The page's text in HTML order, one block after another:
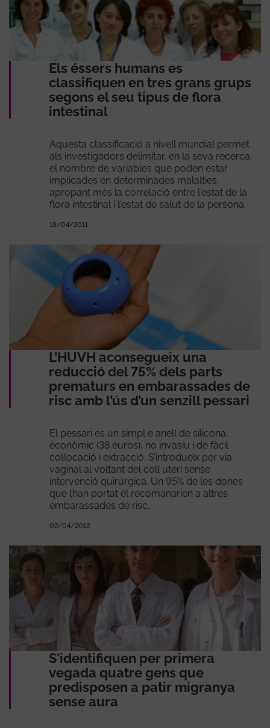
Els éssers humans es
classifiquen en tres grans grups
segons el seu tipus de flora
intestinal
Aquesta classificació a nivell mundial permet
als investigadors delimitar, en la seva recerca,
el nombre de variables que poden estar
implicades en determinades malalties,
apropant més la correlació entre l'estat de la
flora intestinal i l'estat de salut de la persona.
18/04/2011
L’HUVH aconsegueix una
reducció del 75% dels parts
prematurs en embarassades de
risc amb l’ús d’un senzill pessari
El pessari és un simpl e anell de silicona,
econòmic (38 euros), no invasiu i de fàcil
col·locació i extracció. S’introdueix per via
vaginal al voltant del coll uterí sense
intervenció quirúrgica. Un 95% de les dones
que l’han portat el recomanarien a altres
embarassades de risc.
02/04/2012
S'identifiquen per primera
vegada quatre gens que
predisposen a patir migranya
sense aura